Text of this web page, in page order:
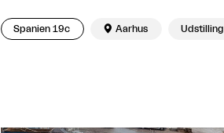
Spanien 19c  Aarhus Udstilling